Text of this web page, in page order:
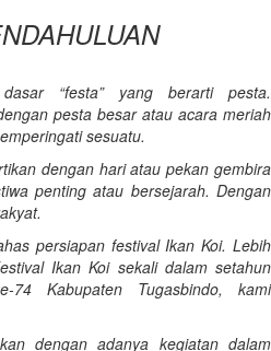
“festa” yang berarti pesta.
pesta besar atau acara meriah
sesuatu.
dengan hari atau pekan gembira
penting atau bersejarah. Dengan
persiapan festival Ikan Koi. Lebih
Ikan Koi sekali dalam setahun
74 Kabupaten Tugasbindo, kami
dengan adanya kegiatan dalam